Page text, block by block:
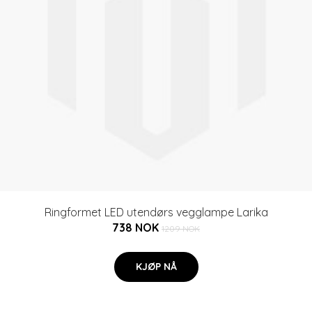
Ringformet LED utendørs vegglampe Larika
738 NOK 1209 NOK
KJØP NÅ